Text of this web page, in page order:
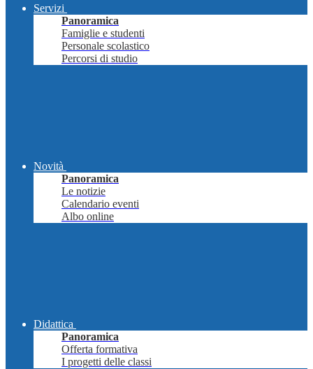
Servizi
Panoramica
Famiglie e studenti
Personale scolastico
Percorsi di studio
Novità
Panoramica
Le notizie
Calendario eventi
Albo online
Didattica
Panoramica
Offerta formativa
I progetti delle classi